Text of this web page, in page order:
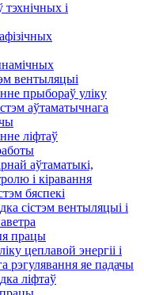
і
вентыляцыі
прыбораў уліку
аўтаматычнага
ліфтаў
аўтаматыкі,
і кіравання
бяспекі
сістэм вентыляцыі і
працы
цеплавой энергіі і
рэгулявання яе падачы
ліфтаў